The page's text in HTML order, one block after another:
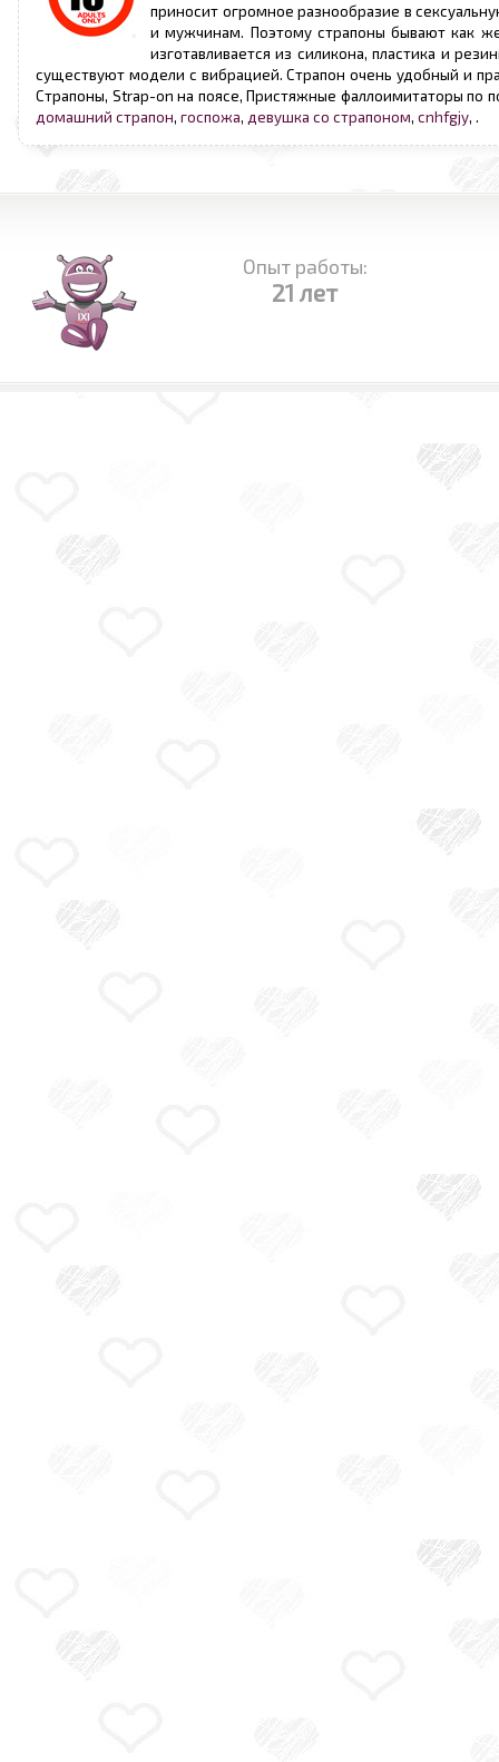
приносит огромное разнообразие в
и мужчинам. Поэтому страпоны бывают как
изготавливается из силикона, пластика и
существуют модели с вибрацией. Страпон очень удобный и
Страпоны, Strap-on на поясе, Пристяжные фаллоимитаторы по
домашний страпон, госпожа, девушка со страпоном, cnhfgjy, .
Опыт работы:
21 лет